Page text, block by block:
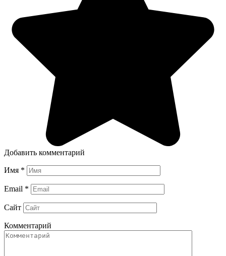
Добавить комментарий
Имя *
Email *
Сайт
Комментарий